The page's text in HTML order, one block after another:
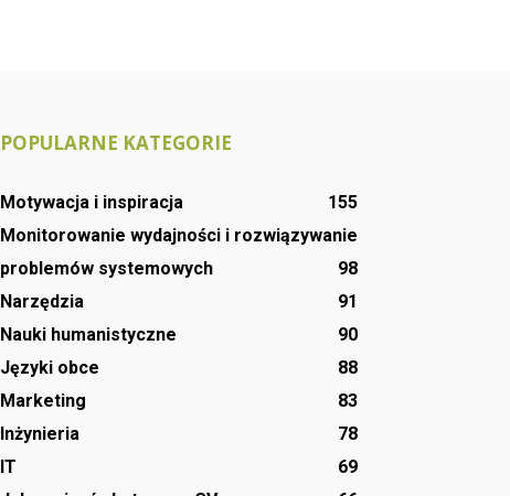
POPULARNE KATEGORIE
Motywacja i inspiracja
155
Monitorowanie wydajności i rozwiązywanie
problemów systemowych
98
Narzędzia
91
Nauki humanistyczne
90
Języki obce
88
Marketing
83
Inżynieria
78
IT
69